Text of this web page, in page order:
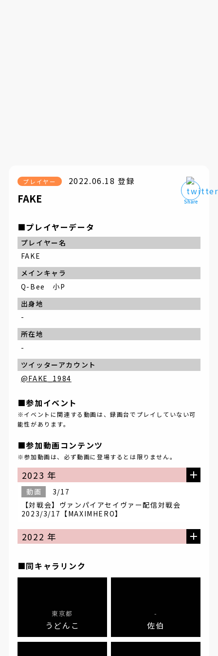
プレイヤー 2022.06.18 登録
FAKE
■プレイヤーデータ
プレイヤー名
FAKE
メインキャラ
Q-Bee 小P
出身地
-
所在地
-
ツイッターアカウント
@FAKE_1984
■参加イベント
※イベントに関連する動画は、録画台でプレイしていない可
能性があります。
■参加動画コンテンツ
※参加動画は、必ず動画に登場するとは限りません。
2023 年
動画
3/17
【対戦会】ヴァンパイアセイヴァー配信対戦会
2023/3/17【MAXIMHERO】
2022 年
■同キャラリンク
東京都
うどんこ
-
佐伯